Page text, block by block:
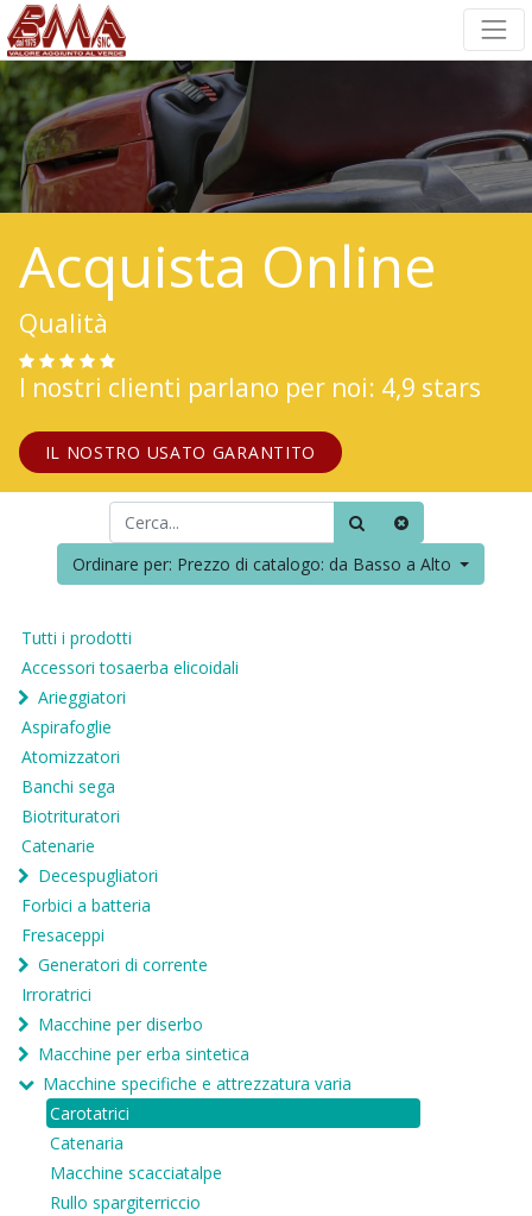
Acquista Online
Qualità
I nostri clienti parlano per noi: 4,9 stars
IL NOSTRO USATO GARANTITO
Ordinare per: Prezzo di catalogo: da Basso a Alto
Tutti i prodotti
Accessori tosaerba elicoidali
Arieggiatori
Aspirafoglie
Atomizzatori
Banchi sega
Biotrituratori
Catenarie
Decespugliatori
Forbici a batteria
Fresaceppi
Generatori di corrente
Irroratrici
Macchine per diserbo
Macchine per erba sintetica
Macchine specifiche e attrezzatura varia
Carotatrici
Catenaria
Macchine scacciatalpe
Rullo spargiterriccio